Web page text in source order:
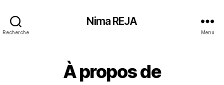
Recherche
Nima REJA
Menu
À propos de